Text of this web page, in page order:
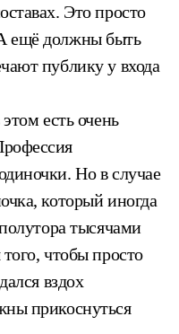
Это просто
ещё должны быть
публику у входа
есть очень
Но в случае
который иногда
тысячами
чтобы просто
вздох
прикоснуться